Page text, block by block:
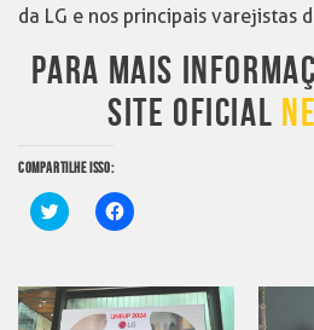
da LG e nos principais varejistas
PARA MAIS
SITE OFICIAL
COMPARTILHE ISSO:
Clique
para
em
nova
janela)
Clique
para
em
nova
janela)